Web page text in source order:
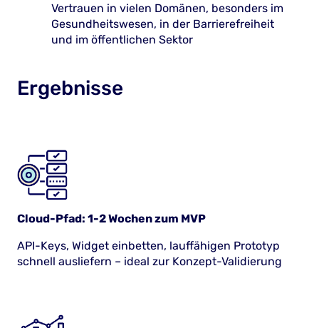
Vertrauen in vielen Domänen, besonders im
Gesundheitswesen, in der Barrierefreiheit
und im öffentlichen Sektor
Ergebnisse
Cloud-Pfad: 1-2 Wochen zum MVP
API-Keys, Widget einbetten, lauffähigen Prototyp
schnell ausliefern – ideal zur Konzept-Validierung